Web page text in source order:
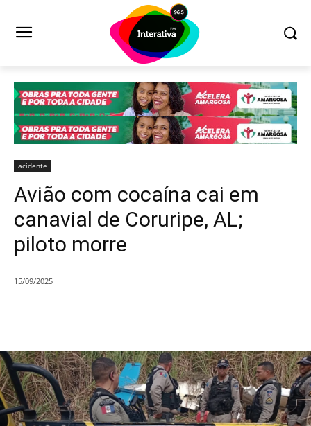
acidente
Avião com cocaína cai em
canavial de Coruripe, AL;
piloto morre
15/09/2025